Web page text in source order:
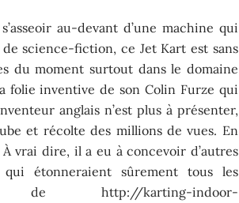
au-devant d’une machine qui
science-fiction, ce Jet Kart est sans
du moment surtout dans le domaine
folie inventive de son Colin Furze qui
anglais n’est plus à présenter,
et récolte des millions de vues. En
vrai dire, il a eu à concevoir d’autres
étonneraient sûrement tous les
http://karting-indoor-